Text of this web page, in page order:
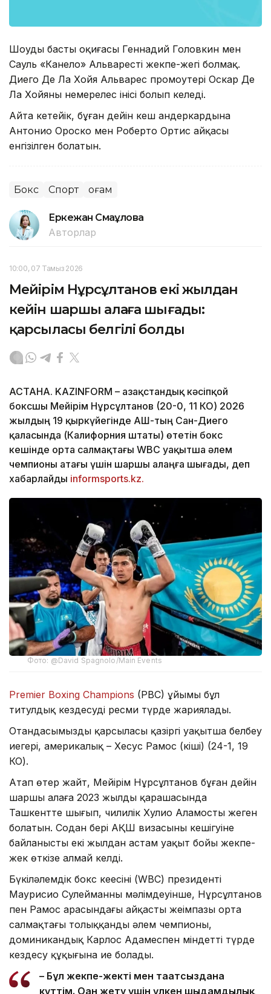
Шоудың басты оқиғасы Геннадий Головкин мен
Сауль «Канело» Альварестің жекпе-жегі болмақ.
Диего Де Ла Хойя Альварес промоутері Оскар Де
Ла Хойяның немерелес інісі болып келеді.
Айта кетейік, бұған дейін кеш андеркардына
Антонио Ороско мен Роберто Ортис айқасы
енгізілген болатын.
Бокс Спорт Қоғам
Еркежан Смағұлова
Авторлар
10:00, 07 Тамыз 2026
Мейірім Нұрсұлтанов екі жылдан
кейін шаршы алаңға шығады:
қарсыласы белгілі болды
АСТАНА. KAZINFORM – Қазақстандық кәсіпқой
боксшы Мейірім Нұрсұлтанов (20-0, 11 КО) 2026
жылдың 19 қыркүйегінде АҚШ-тың Сан-Диего
қаласында (Калифорния штаты) өтетін бокс
кешінде орта салмақтағы WBC уақытша әлем
чемпионы атағы үшін шаршы алаңға шығады, деп
хабарлайды informsports.kz.
Фото: @David Spagnolo/Main Events
Premier Boxing Champions (PBC) ұйымы бұл
титулдық кездесуді ресми түрде жариялады.
Отандасымыздың қарсыласы қазіргі уақытша белбеу
иегері, америкалық – Хесус Рамос (кіші) (24-1, 19
КО).
Атап өтер жайт, Мейірім Нұрсұлтанов бұған дейін
шаршы алаңға 2023 жылдың қарашасында
Ташкентте шығып, чилилік Хулио Аламосты жеңген
болатын. Содан бері АҚШ визасының кешігуіне
байланысты екі жылдан астам уақыт бойы жекпе-
жек өткізе алмай келді.
Бүкіләлемдік бокс кеңесінің (WBC) президенті
Маурисио Сулейманның мәлімдеуінше, Нұрсұлтанов
пен Рамос арасындағы айқастың жеңімпазы орта
салмақтағы толыққанды әлем чемпионы,
доминикандық Карлос Адамеспен міндетті түрде
кездесу құқығына ие болады.
– Бұл жекпе-жекті мен тағатсыздана
күттім. Оған жету үшін үлкен шыдамдылық